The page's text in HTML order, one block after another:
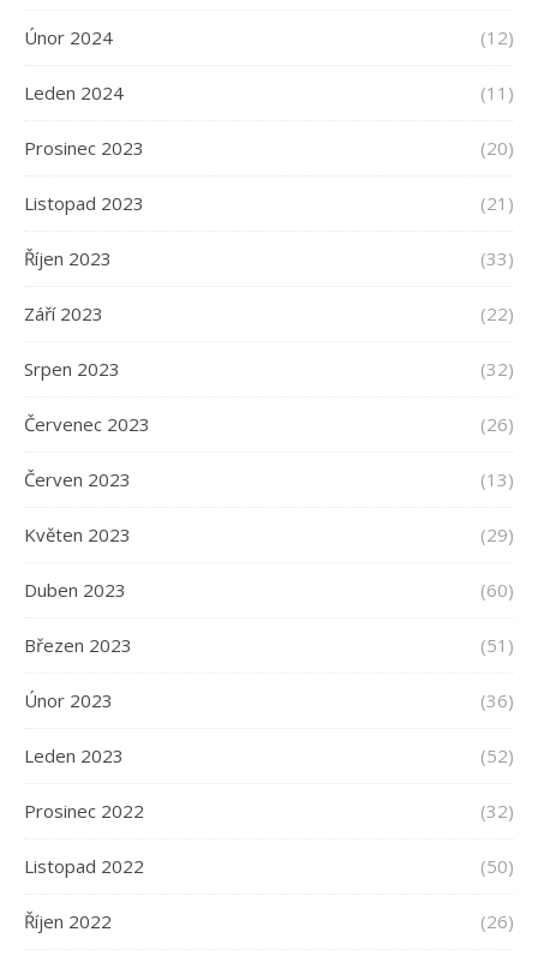
Únor 2024 (12)
Leden 2024 (11)
Prosinec 2023 (20)
Listopad 2023 (21)
Říjen 2023 (33)
Září 2023 (22)
Srpen 2023 (32)
Červenec 2023 (26)
Červen 2023 (13)
Květen 2023 (29)
Duben 2023 (60)
Březen 2023 (51)
Únor 2023 (36)
Leden 2023 (52)
Prosinec 2022 (32)
Listopad 2022 (50)
Říjen 2022 (26)